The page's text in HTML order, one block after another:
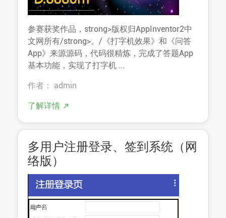
参赛获奖作品，strong>版权归AppInventor2中
文网所有/strong>。/《打字机效果》和《问答
App》来源源码，代码很精炼，完成了答题App
基本功能，实现了打字机 ...
作者： admin
了解详情
多用户注册登录、签到系统（网
络版）